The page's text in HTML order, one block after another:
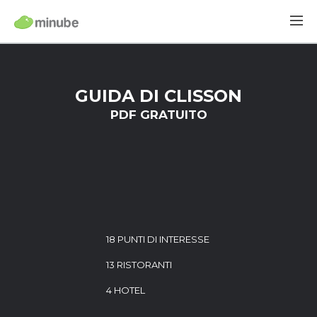
GUIDA DI CLISSON
PDF GRATUITO
18 PUNTI DI INTERESSE
13 RISTORANTI
4 HOTEL